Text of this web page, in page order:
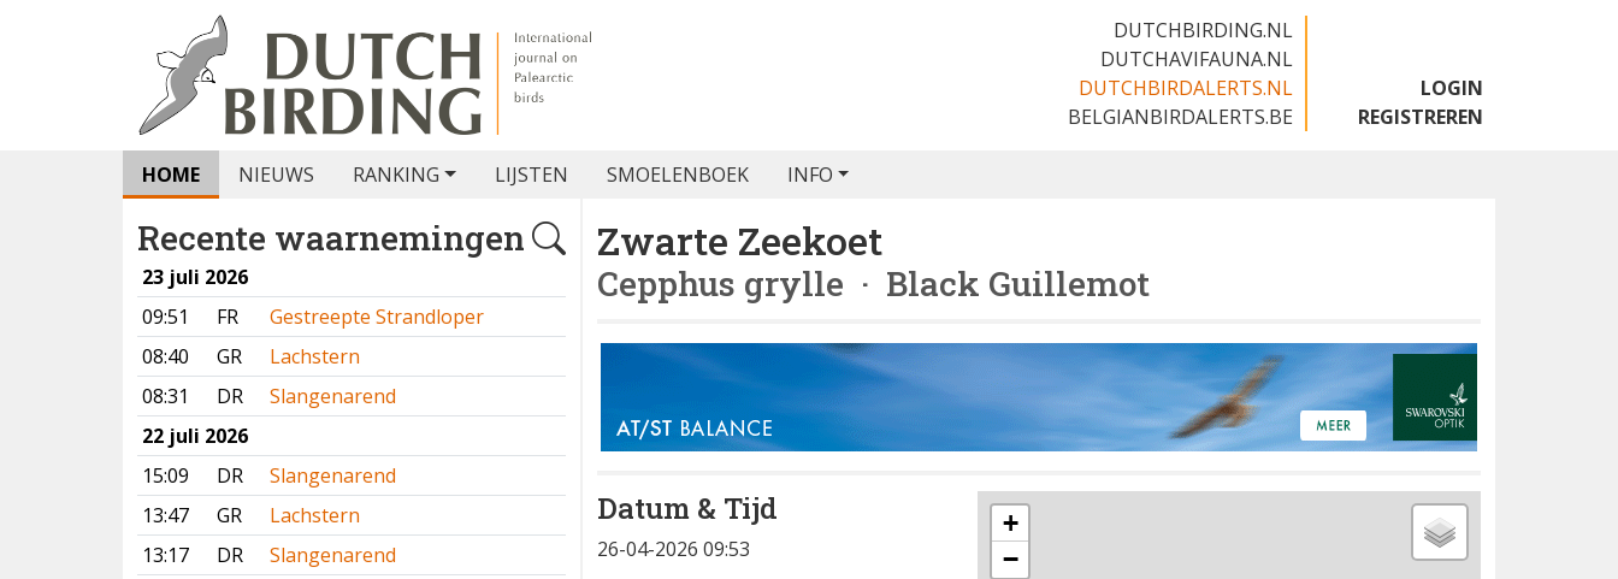
DUTCHBIRDING.NL
DUTCHAVIFAUNA.NL
DUTCHBIRDALERTS.NL
BELGIANBIRDALERTS.BE
LOGIN
REGISTREREN
HOME NIEUWS RANKING LIJSTEN SMOELENBOEK INFO
Recente waarnemingen
23 juli 2026
09:51
FR
Gestreepte Strandloper
08:40
GR
Lachstern
08:31
DR
Slangenarend
22 juli 2026
15:09
DR
Slangenarend
13:47
GR
Lachstern
13:17
DR
Slangenarend
Zwarte Zeekoet
Cepphus grylle · Black Guillemot
Datum & Tijd
26-04-2026 09:53
+
−